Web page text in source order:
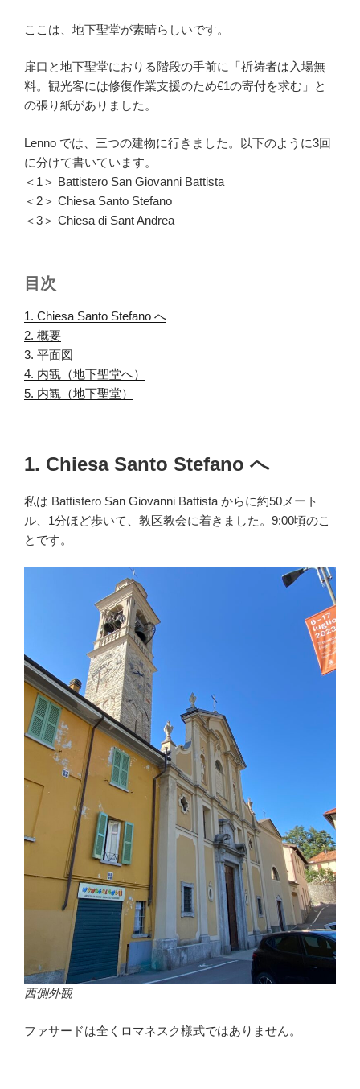
ここは、地下聖堂が素晴らしいです。
扉口と地下聖堂におりる階段の手前に「祈祷者は入場無
料。観光客には修復作業支援のため€1の寄付を求む」と
の張り紙がありました。
Lenno では、三つの建物に行きました。以下のように3回
に分けて書いています。
＜1＞ Battistero San Giovanni Battista
＜2＞ Chiesa Santo Stefano
＜3＞ Chiesa di Sant Andrea
目次
1. Chiesa Santo Stefano へ
2. 概要
3. 平面図
4. 内観（地下聖堂へ）
5. 内観（地下聖堂）
1. Chiesa Santo Stefano へ
私は Battistero San Giovanni Battista からに約50メート
ル、1分ほど歩いて、教区教会に着きました。9:00頃のこ
とです。
西側外観
ファサードは全くロマネスク様式ではありません。